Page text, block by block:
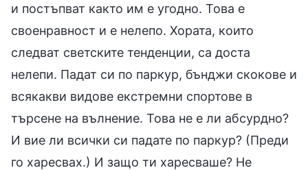
и постъпват както им е угодно. Това е
своенравност и е нелепо. Хората, които
следват светските тенденции, са доста
нелепи. Падат си по паркур, бънджи скокове и
всякакви видове екстремни спортове в
търсене на вълнение. Това не е ли абсурдно?
И вие ли всички си падате по паркур? (Преди
го харесвах.) И защо ти харесваше? Не